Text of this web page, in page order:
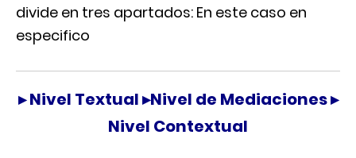
divide en tres apartados: En este caso en
especifico
▸ Nivel Textual ▸Nivel de Mediaciones ▸
Nivel Contextual